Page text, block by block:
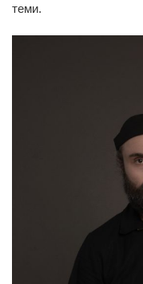
теми.